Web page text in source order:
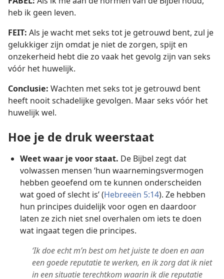
heb ik geen leven.
FEIT: Als je wacht met seks tot je getrouwd bent, zul je
gelukkiger zijn omdat je niet de zorgen, spijt en
onzekerheid hebt die zo vaak het gevolg zijn van seks
vóór het huwelijk.
Conclusie: Wachten met seks tot je getrouwd bent
heeft nooit schadelijke gevolgen. Maar seks vóór het
huwelijk wel.
Hoe je de druk weerstaat
Weet waar je voor staat. De Bijbel zegt dat
volwassen mensen ‘hun waarnemingsvermogen
hebben geoefend om te kunnen onderscheiden
wat goed of slecht is’ (Hebreeën 5:14). Ze hebben
hun principes duidelijk voor ogen en daardoor
laten ze zich niet snel overhalen om iets te doen
wat ingaat tegen die principes.
‘Ik doe echt m’n best om het juiste te doen en aan
een goede reputatie te werken, en ik zorg dat ik niet
in een situatie terechtkom waarin ik die reputatie